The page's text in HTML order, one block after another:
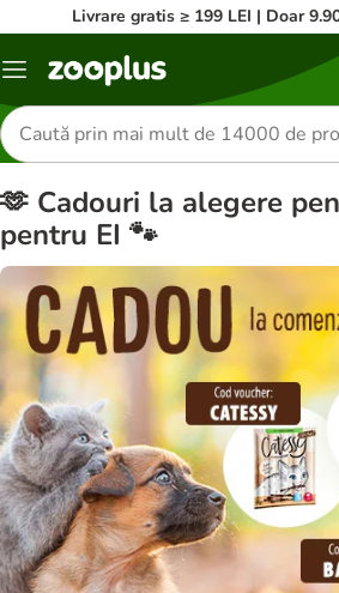
Livrare gratis ≥ 199 LEI | Doar
Categorii
Căutare
produse
🫶 Cadouri la alegere
pentru EI 🐾